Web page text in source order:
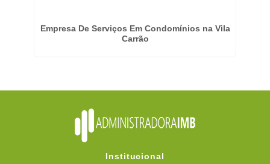
Empresa De Serviços Em Condomínios na Vila
Carrão
Institucional